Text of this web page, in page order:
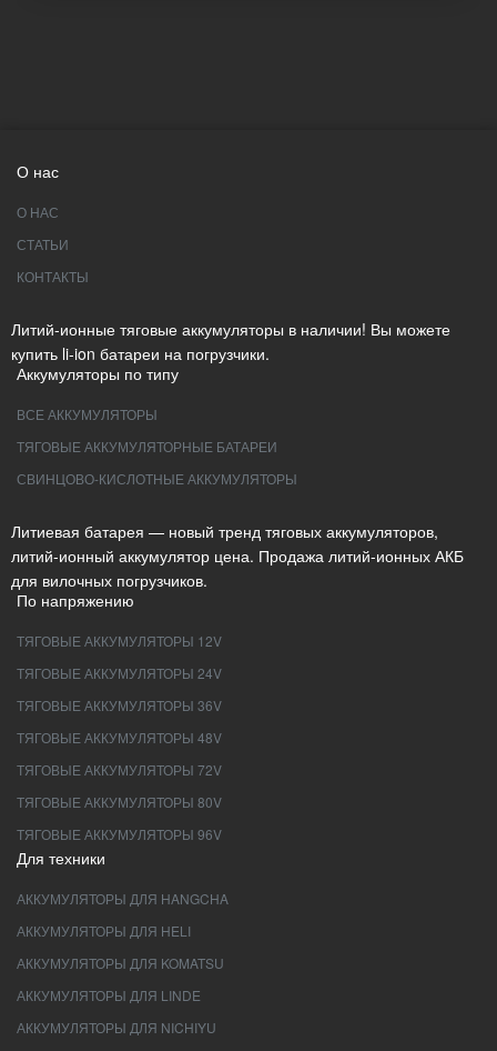
О нас
О НАС
СТАТЬИ
КОНТАКТЫ
Литий-ионные тяговые аккумуляторы в наличии! Вы можете
купить li-ion батареи на погрузчики.
Аккумуляторы по типу
ВСЕ АККУМУЛЯТОРЫ
ТЯГОВЫЕ АККУМУЛЯТОРНЫЕ БАТАРЕИ
СВИНЦОВО-КИСЛОТНЫЕ АККУМУЛЯТОРЫ
Литиевая батарея — новый тренд тяговых аккумуляторов,
литий-ионный аккумулятор цена. Продажа литий-ионных АКБ
для вилочных погрузчиков.
По напряжению
ТЯГОВЫЕ АККУМУЛЯТОРЫ 12V
ТЯГОВЫЕ АККУМУЛЯТОРЫ 24V
ТЯГОВЫЕ АККУМУЛЯТОРЫ 36V
ТЯГОВЫЕ АККУМУЛЯТОРЫ 48V
ТЯГОВЫЕ АККУМУЛЯТОРЫ 72V
ТЯГОВЫЕ АККУМУЛЯТОРЫ 80V
ТЯГОВЫЕ АККУМУЛЯТОРЫ 96V
Для техники
АККУМУЛЯТОРЫ ДЛЯ HANGCHA
АККУМУЛЯТОРЫ ДЛЯ HELI
АККУМУЛЯТОРЫ ДЛЯ KOMATSU
АККУМУЛЯТОРЫ ДЛЯ LINDE
АККУМУЛЯТОРЫ ДЛЯ NICHIYU